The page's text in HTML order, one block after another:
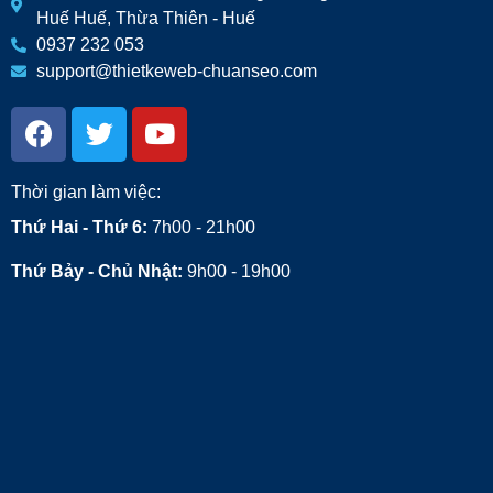
Huế Huế, Thừa Thiên - Huế
0937 232 053
support@thietkeweb-chuanseo.com
Thời gian làm việc:
Thứ Hai - Thứ 6: 7h00 - 21h00
Thứ Bảy - Chủ Nhật: 9h00 - 19h00